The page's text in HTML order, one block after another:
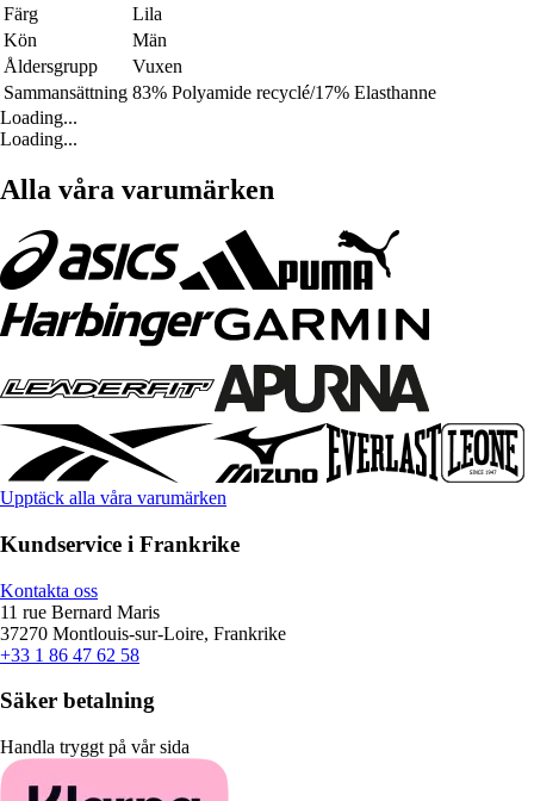
Färg
Lila
Kön
Män
Åldersgrupp
Vuxen
Sammansättning 83% Polyamide recyclé/17% Elasthanne
Loading...
Loading...
Alla våra varumärken
Upptäck alla våra varumärken
Kundservice i Frankrike
Kontakta oss
11 rue Bernard Maris
37270 Montlouis-sur-Loire, Frankrike
+33 1 86 47 62 58
Säker betalning
Handla tryggt på vår sida